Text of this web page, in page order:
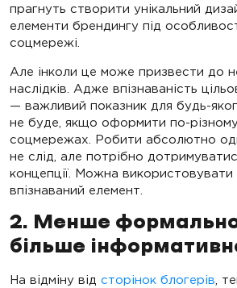
прагнуть створити унікальний
елементи брендингу під
соцмережі.
Але інколи це може призвести до
наслідків. Адже впізнаваність
— важливий показник для будь-
не буде, якщо оформити по-
соцмережах. Робити абсолютно
не слід, але потрібно
концепції. Можна використовувати
впізнаваний елемент.
2. Менше
більше
На відміну від сторінок блогерів ,